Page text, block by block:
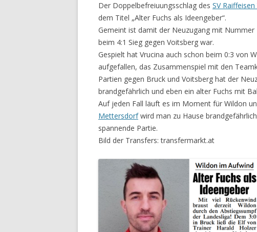
Der Doppelbefreiuungsschlag des SV
dem Titel „Alter Fuchs als Ideengeber“.
Gemeint ist damit der Neuzugang mit
beim 4:1 Sieg gegen Voitsberg war.
Gespielt hat Vrucina auch schon beim 0:3 von
aufgefallen, das Zusammenspiel mit den
Partien gegen Bruck und Voitsberg hat der
brandgefährlich und eben ein alter Fuchs mit
Auf jeden Fall läuft es im Moment für Wildon
Mettersdorfwird man zu Hause
spannende Partie.
Bild der Transfers: transfermarkt.at